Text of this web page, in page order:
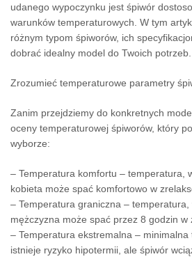
udanego wypoczynku jest śpiwór
warunków temperaturowych. W tym
różnym typom śpiworów, ich
dobrać idealny model do Twoich potrzeb.
Zrozumieć temperaturowe parametry
Zanim przejdziemy do konkretnych
oceny temperaturowej śpiworów, który
wyborze:
– Temperatura komfortu – temperatura,
kobieta może spać komfortowo w
– Temperatura graniczna –
mężczyzna może spać przez 8 godzin w
– Temperatura ekstremalna –
istnieje ryzyko hipotermii, ale śpiwór